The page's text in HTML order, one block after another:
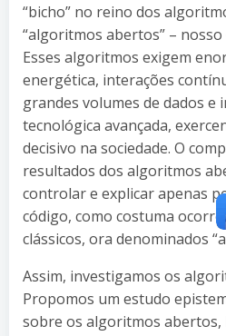
“bicho” no reino dos
“algoritmos abertos” –
Esses algoritmos exigem
energética, interações
grandes volumes de dados
tecnológica avançada,
decisivo na sociedade. O
resultados dos algoritmos
controlar e explicar apenas
código, como costuma
clássicos, ora denominados
Assim, investigamos os
Propomos um estudo
sobre os algoritmos